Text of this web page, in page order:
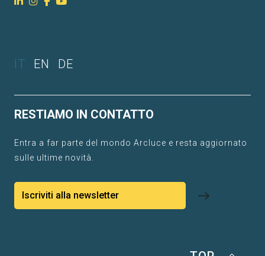
IT EN DE
RESTIAMO IN CONTATTO
Entra a far parte del mondo Arcluce e resta aggiornato
sulle ultime novità.
Iscriviti alla newsletter